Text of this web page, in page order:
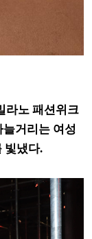
라노 패션위크
거리는 여성
빛냈다.